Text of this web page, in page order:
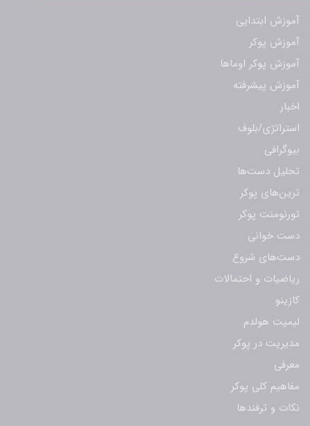
آموزش ابتدایی
آموزش پوکر
آموزش پوکر اوماها
آموزش پیشرفته
اخبار
استراتژی/بلوف
بیوگرافی
تحلیل دست‌ها
ترین‌های پوکر
تورنومنت پوکر
دست خوانی
دست‌های شروع
ریاضیات و احتمالات
کازینو
لیمیت هولدم
مدیریت در پوکر
معرفی
مفاهیم کلی پوکر
نکات و ترفندها